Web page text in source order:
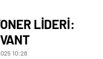
LİDERİ:
10:28